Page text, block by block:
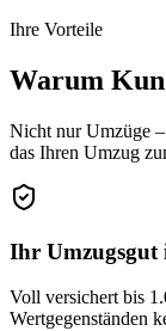
Ihre Vorteile
Warum
Nicht nur Umzüge
das Ihren Umzug
Ihr Umzugsgut
Voll versichert bis
Wertgegenständen